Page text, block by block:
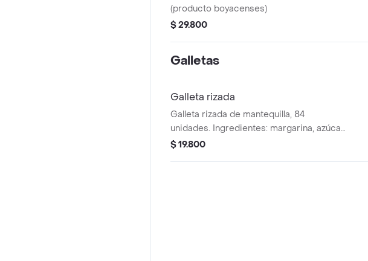
(producto boyacenses)
$ 29.800
Galletas
Galleta rizada
Galleta rizada de mantequilla, 84
unidades. Ingredientes: margarina, azúcar,
sabor artificial a vainilla y harina.
$ 19.800